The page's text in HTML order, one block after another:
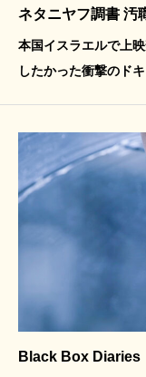
ネタニヤフ調書 汚
本国イスラエルで上
したかった衝撃のド
Black Box Diaries